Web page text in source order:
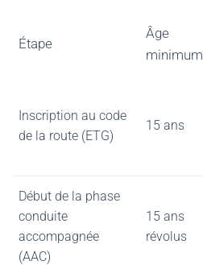
Étape
Âge
minimum
Inscription au code
de la route (ETG)
15 ans
Début de la phase
conduite
accompagnée
(AAC)
15 ans
révolus